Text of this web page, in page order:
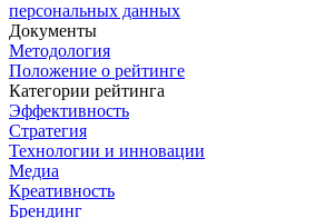
персональных данных
Документы
Методология
Положение о рейтинге
Категории рейтинга
Эффективность
Стратегия
Технологии и инновации
Медиа
Креативность
Брендинг